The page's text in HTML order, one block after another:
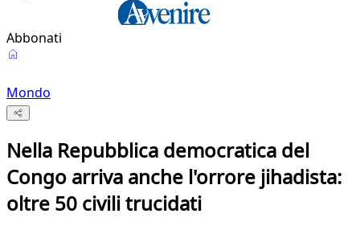
Abbonati
Mondo
Nella Repubblica democratica del
Congo arriva anche l'orrore jihadista:
oltre 50 civili trucidati